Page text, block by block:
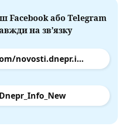
Facebook або Telegram
на зв’язку
facebook.com/novosti.dnepr.info